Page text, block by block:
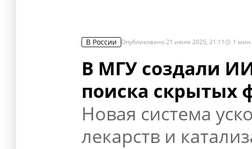
В России Опубликовано21 июля 2025, 21:11 1 мин.
В МГУ создали
поиска скрытых
Новая система
лекарств и